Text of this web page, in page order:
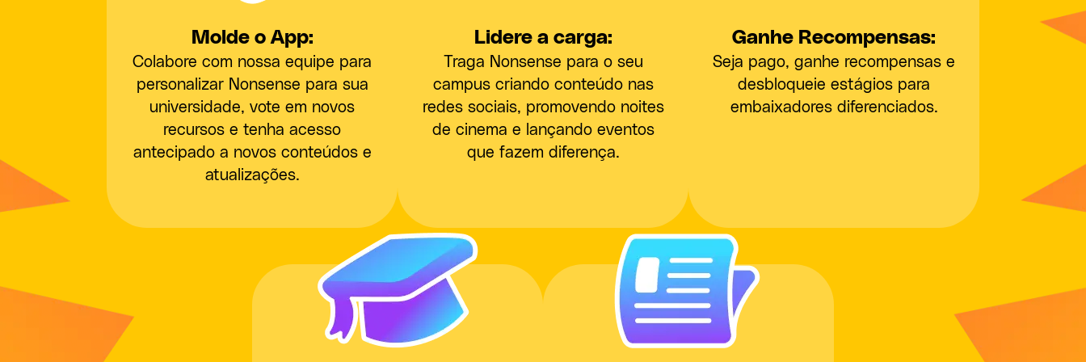
Molde o App:
Colabore com nossa equipe para
personalizar Nonsense para sua
universidade, vote em novos
recursos e tenha acesso
antecipado a novos conteúdos e
atualizações.
Lidere a carga:
Traga Nonsense para o seu
campus criando conteúdo nas
redes sociais, promovendo noites
de cinema e lançando eventos
que fazem diferença.
Ganhe Recompensas:
Seja pago, ganhe recompensas e
desbloqueie estágios para
embaixadores diferenciados.